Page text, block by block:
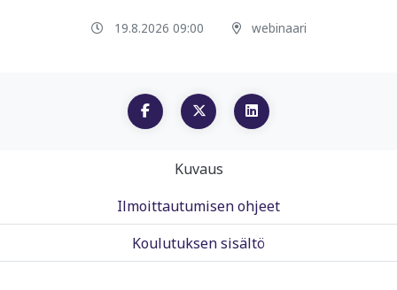
19.8.2026 09:00 webinaari
Kuvaus
Ilmoittautumisen ohjeet
Koulutuksen sisältö